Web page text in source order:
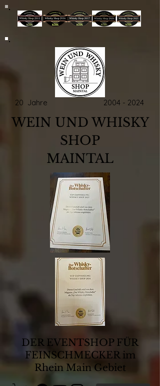
20 Jahre 2004 - 2024
WEIN UND WHISKY
SHOP
MAINTAL
DER EVENTSHOP FÜR
FEINSCHMECKER im
Rhein Main Gebiet